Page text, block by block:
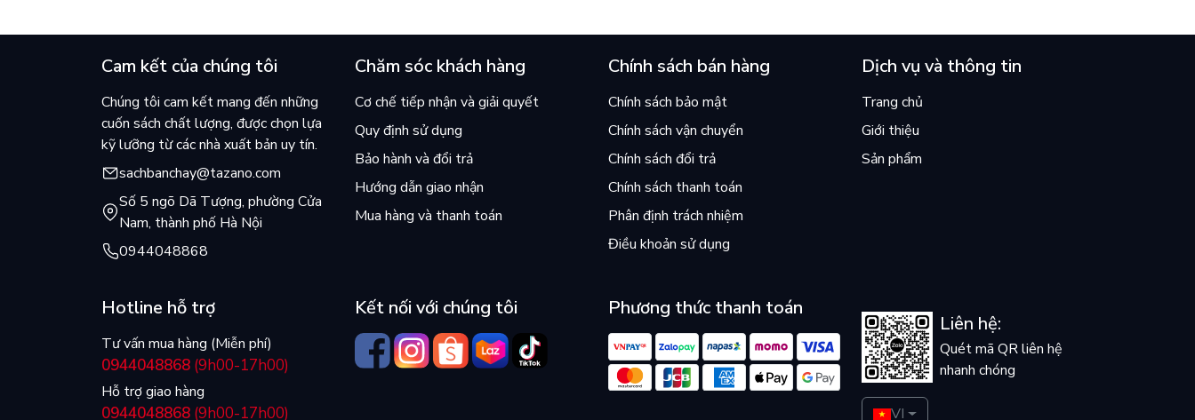
Cam kết của chúng tôi
Chúng tôi cam kết mang đến những
cuốn sách chất lượng, được chọn lựa
kỹ lưỡng từ các nhà xuất bản uy tín.
sachbanchay@tazano.com
Số 5 ngõ Dã Tượng, phường Cửa
Nam, thành phố Hà Nội
0944048868
Chăm sóc khách hàng
Cơ chế tiếp nhận và giải quyết
Quy định sử dụng
Bảo hành và đổi trả
Hướng dẫn giao nhận
Mua hàng và thanh toán
Chính sách bán hàng
Chính sách bảo mật
Chính sách vận chuyển
Chính sách đổi trả
Chính sách thanh toán
Phân định trách nhiệm
Điều khoản sử dụng
Dịch vụ và thông tin
Trang chủ
Giới thiệu
Sản phẩm
Hotline hỗ trợ
Tư vấn mua hàng (Miễn phí)
0944048868 (9h00-17h00)
Hỗ trợ giao hàng
0944048868 (9h00-17h00)
Kết nối với chúng tôi Phương thức thanh toán
Liên hệ:
Quét mã QR liên hệ
nhanh chóng
VI